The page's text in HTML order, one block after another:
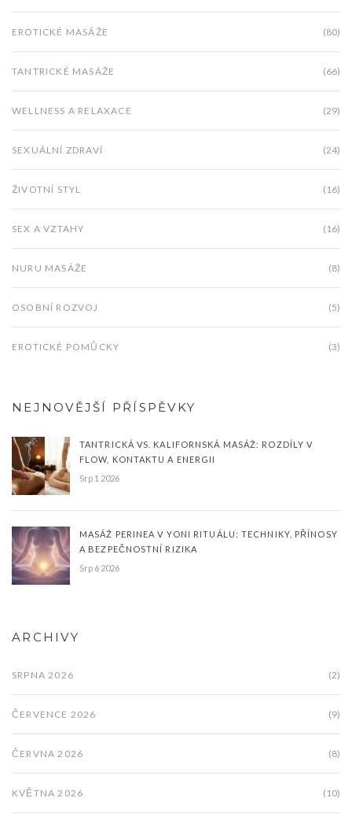
EROTICKÉ MASÁŽE (80)
TANTRICKÉ MASÁŽE (66)
WELLNESS A RELAXACE (29)
SEXUÁLNÍ ZDRAVÍ (24)
ŽIVOTNÍ STYL (16)
SEX A VZTAHY (16)
NURU MASÁŽE (8)
OSOBNÍ ROZVOJ (5)
EROTICKÉ POMŮCKY (3)
NEJNOVĚJŠÍ PŘÍSPĚVKY
TANTRICKÁ VS. KALIFORNSKÁ MASÁŽ: ROZDÍLY V
FLOW, KONTAKTU A ENERGII
Srp 1 2026
MASÁŽ PERINEA V YONI RITUÁLU: TECHNIKY, PŘÍNOSY
A BEZPEČNOSTNÍ RIZIKA
Srp 6 2026
ARCHIVY
SRPNA 2026 (2)
ČERVENCE 2026 (9)
ČERVNA 2026 (8)
KVĚTNA 2026 (10)